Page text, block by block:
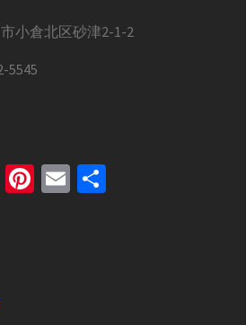
小倉北区砂津2-1-2
5545
LinePinterest
Email